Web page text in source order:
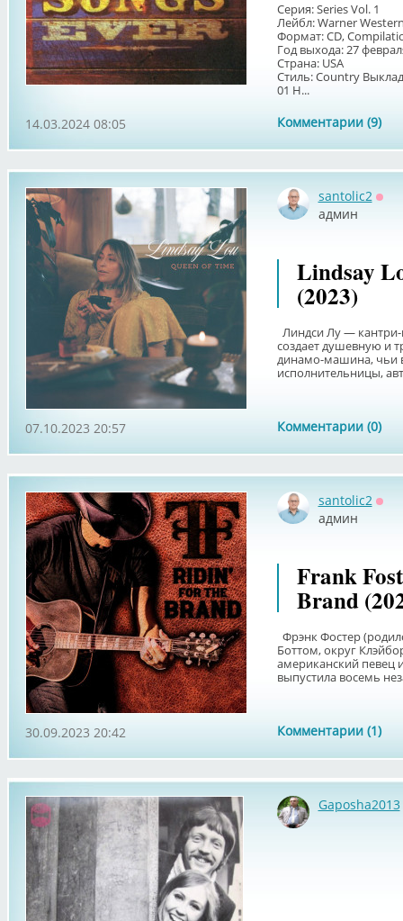
Серия: Series Vol. 1
Лейбл: Warner
Формат: CD,
Год выхода: 27
Страна: USA
Стиль: Country
01 H...
Комментарии (9)
14.03.2024 08:05
santolic2
админ
Lindsay
(2023)
Линдси Лу — кантри-
создает душевную и
динамо-машина, чьи
исполнительницы,
Комментарии (0)
07.10.2023 20:57
santolic2
админ
Frank
Brand
Фрэнк Фостер
Боттом, округ
американский певец
выпустила восемь
Комментарии (1)
30.09.2023 20:42
Gaposha2013